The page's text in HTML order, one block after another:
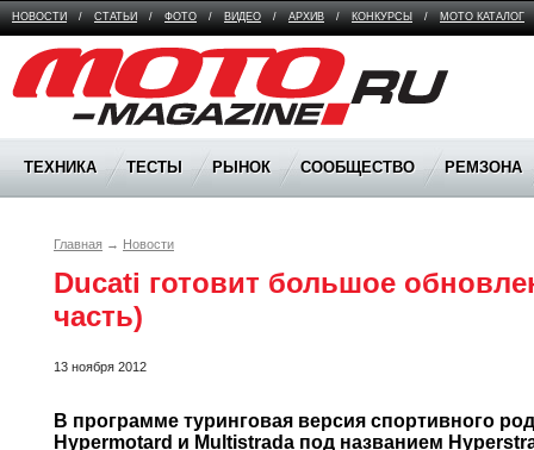
НОВОСТИ / СТАТЬИ / ФОТО / ВИДЕО / АРХИВ / КОНКУРСЫ / МОТО КАТАЛОГ
Moto Magazine
ТЕХНИКА ТЕСТЫ РЫНОК СООБЩЕСТВО РЕМЗОНА
Главная → Новости
Ducati готовит большое
часть)
13 ноября 2012
В программе туринговая версия спортивного
Hypermotard и Multistrada под названием